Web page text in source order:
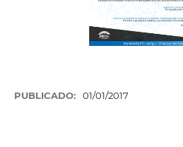
PUBLICADO: 01/01/2017